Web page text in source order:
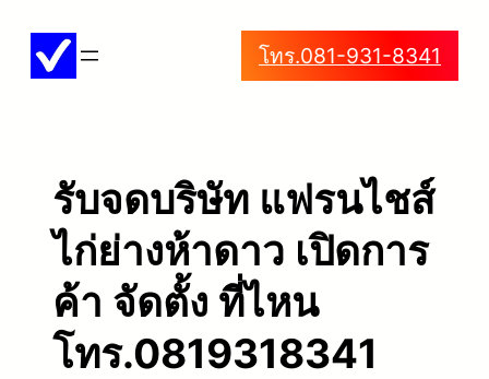
โทร.081-931-8341
รับจดบริษัท แฟรนไชส์
ไก่ย่างห้าดาว เปิดการ
ค้า จัดตั้ง ที่ไหน
โทร.0819318341